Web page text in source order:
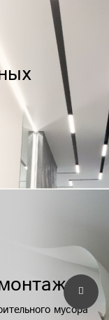
мусора